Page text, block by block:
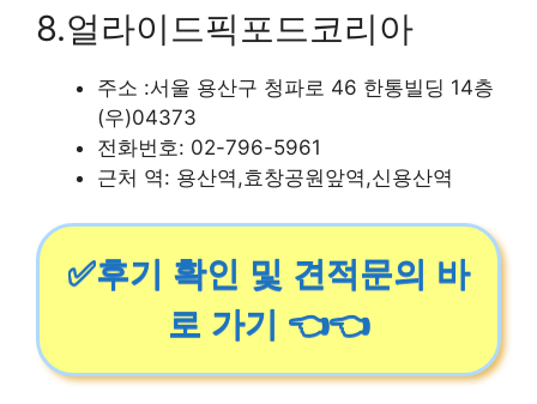
8.얼라이드픽포드코리아
주소 :서울 용산구 청파로 46 한통빌딩 14층
(우)04373
전화번호: 02-796-5961
근처 역: 용산역,효창공원앞역,신용산역
✅후기 확인 및 견적문의 바
로 가기 👈👈